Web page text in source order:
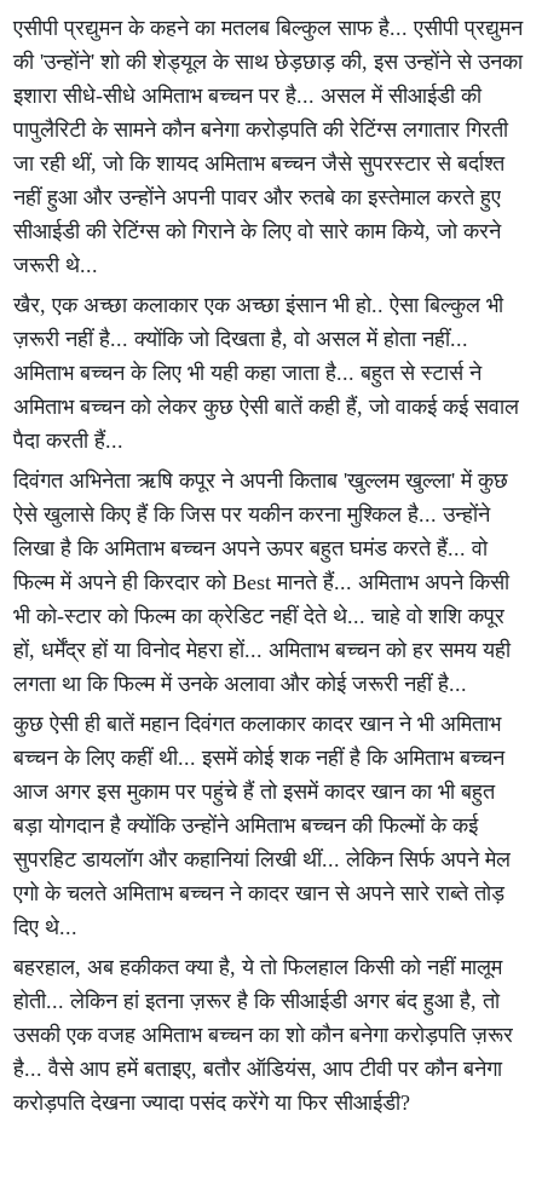
एसीपी प्रद्युमन के कहने का मतलब बिल्कुल साफ है... एसीपी प्रद्युमन
की 'उन्होंने' शो की शेड्यूल के साथ छेड़छाड़ की, इस उन्होंने से उनका
इशारा सीधे-सीधे अमिताभ बच्चन पर है... असल में सीआईडी की
पापुलैरिटी के सामने कौन बनेगा करोड़पति की रेटिंग्स लगातार गिरती
जा रही थीं, जो कि शायद अमिताभ बच्चन जैसे सुपरस्टार से बर्दाश्त
नहीं हुआ और उन्होंने अपनी पावर और रुतबे का इस्तेमाल करते हुए
सीआईडी की रेटिंग्स को गिराने के लिए वो सारे काम किये, जो करने
जरूरी थे...
खैर, एक अच्छा कलाकार एक अच्छा इंसान भी हो.. ऐसा बिल्कुल भी
ज़रूरी नहीं है... क्योंकि जो दिखता है, वो असल में होता नहीं...
अमिताभ बच्चन के लिए भी यही कहा जाता है... बहुत से स्टार्स ने
अमिताभ बच्चन को लेकर कुछ ऐसी बातें कही हैं, जो वाकई कई सवाल
पैदा करती हैं...
दिवंगत अभिनेता ऋषि कपूर ने अपनी किताब 'खुल्लम खुल्ला' में कुछ
ऐसे खुलासे किए हैं कि जिस पर यकीन करना मुश्किल है... उन्होंने
लिखा है कि अमिताभ बच्चन अपने ऊपर बहुत घमंड करते हैं... वो
फिल्म में अपने ही किरदार को Best मानते हैं... अमिताभ अपने किसी
भी को-स्टार को फिल्म का क्रेडिट नहीं देते थे... चाहे वो शशि कपूर
हों, धर्मेंद्र हों या विनोद मेहरा हों... अमिताभ बच्चन को हर समय यही
लगता था कि फिल्म में उनके अलावा और कोई जरूरी नहीं है...
कुछ ऐसी ही बातें महान दिवंगत कलाकार कादर खान ने भी अमिताभ
बच्चन के लिए कहीं थी... इसमें कोई शक नहीं है कि अमिताभ बच्चन
आज अगर इस मुकाम पर पहुंचे हैं तो इसमें कादर खान का भी बहुत
बड़ा योगदान है क्योंकि उन्होंने अमिताभ बच्चन की फिल्मों के कई
सुपरहिट डायलॉग और कहानियां लिखी थीं... लेकिन सिर्फ अपने मेल
एगो के चलते अमिताभ बच्चन ने कादर खान से अपने सारे राब्ते तोड़
दिए थे...
बहरहाल, अब हकीकत क्या है, ये तो फिलहाल किसी को नहीं मालूम
होती... लेकिन हां इतना ज़रूर है कि सीआईडी अगर बंद हुआ है, तो
उसकी एक वजह अमिताभ बच्चन का शो कौन बनेगा करोड़पति ज़रूर
है... वैसे आप हमें बताइए, बतौर ऑडियंस, आप टीवी पर कौन बनेगा
करोड़पति देखना ज्यादा पसंद करेंगे या फिर सीआईडी?